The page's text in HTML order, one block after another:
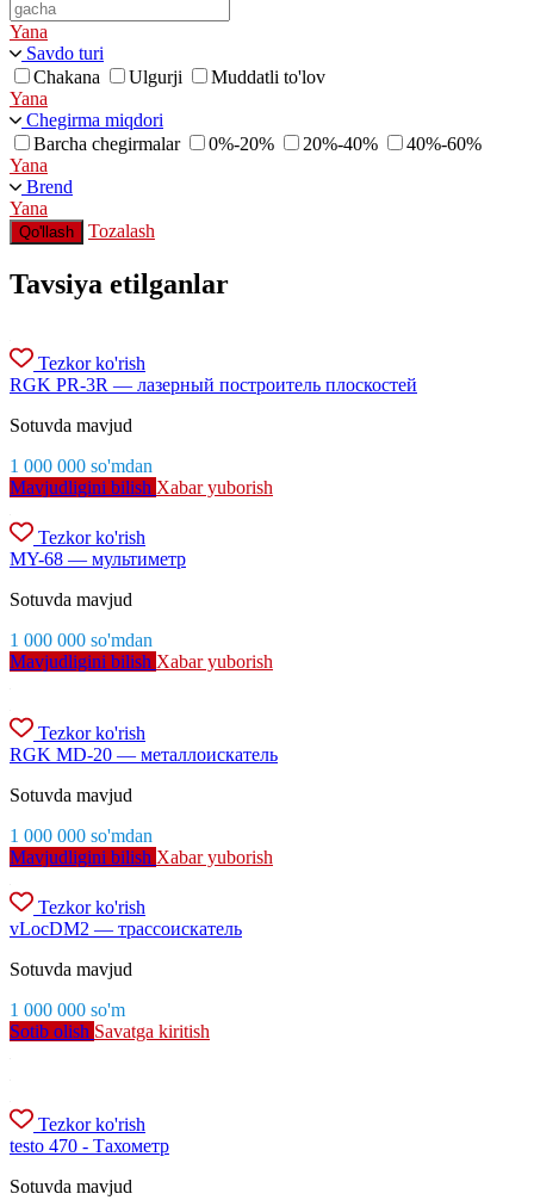
Yana
Savdo turi
Chakana
Ulgurji
Muddatli to'lov
Yana
Chegirma miqdori
Barcha chegirmalar
0%-20% 20%-40%
40%-60%
Yana
Brend
Yana
Qo'llash Tozalash
Tavsiya etilganlar
Tezkor ko'rish
RGK PR-3R — лазерный построитель плоскостей
Sotuvda mavjud
1 000 000 so'mdan
Mavjudligini bilish Xabar yuborish
Tezkor ko'rish
MY-68 — мультиметр
Sotuvda mavjud
1 000 000 so'mdan
Mavjudligini bilish Xabar yuborish
Tezkor ko'rish
RGK MD-20 — металлоискатель
Sotuvda mavjud
1 000 000 so'mdan
Mavjudligini bilish Xabar yuborish
Tezkor ko'rish
vLocDM2 — трассоискатель
Sotuvda mavjud
1 000 000 so'm
Sotib olish Savatga kiritish
Tezkor ko'rish
testo 470 - Тахометр
Sotuvda mavjud